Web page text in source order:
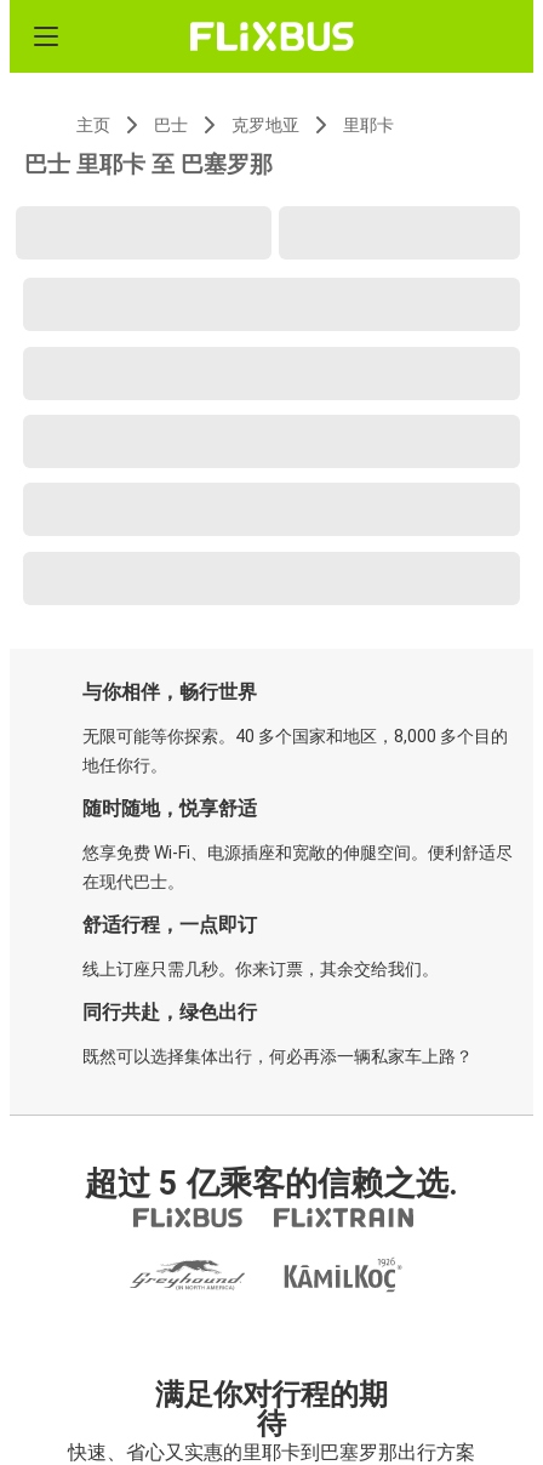
主页 巴士 克罗地亚 里耶卡
巴士 里耶卡 至 巴塞罗那
与你相伴，畅行世界
无限可能等你探索。40 多个国家和地区，8,000 多个目的
地任你行。
随时随地，悦享舒适
悠享免费 Wi-Fi、电源插座和宽敞的伸腿空间。便利舒适尽
在现代巴士。
舒适行程，一点即订
线上订座只需几秒。你来订票，其余交给我们。
同行共赴，绿色出行
既然可以选择集体出行，何必再添一辆私家车上路？
超过 5 亿乘客的信赖之选.
满足你对行程的期
待
快速、省心又实惠的里耶卡到巴塞罗那出行方案